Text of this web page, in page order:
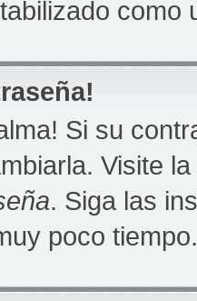
como
Si su
Visite
. Siga las
poco tiempo.